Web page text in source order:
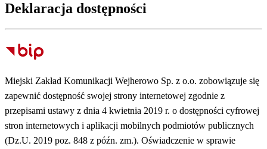
Deklaracja dostępności
Miejski Zakład Komunikacji Wejherowo Sp. z o.o. zobowiązuje się
zapewnić dostępność swojej strony internetowej zgodnie z
przepisami ustawy z dnia 4 kwietnia 2019 r. o dostępności cyfrowej
stron internetowych i aplikacji mobilnych podmiotów publicznych
(Dz.U. 2019 poz. 848 z późn. zm.). Oświadczenie w sprawie